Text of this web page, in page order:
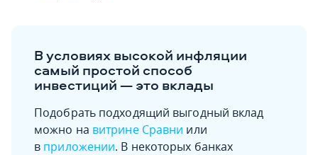
В условиях высокой инфляции
самый простой способ
инвестиций — это вклады
Подобрать подходящий выгодный вклад
можно на витрине Сравни или
в приложении. В некоторых банках